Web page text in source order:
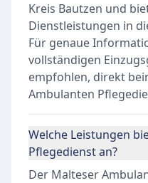
Kreis Bautzen und
Dienstleistungen in
Für genaue
vollständigen
empfohlen, direkt
Ambulanten
Welche Leistungen
Pflegedienst an?
Der Malteser